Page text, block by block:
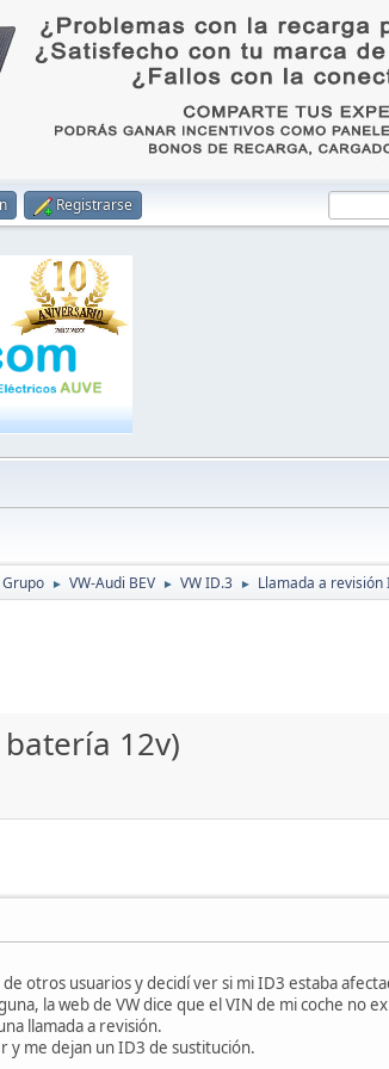
Registrarse
Grupo ► VW-Audi BEV ► VW ID.3 ► Llamada a
12v)
otros usuarios y decidí ver si mi ID3 estaba
la web de VW dice que el VIN de mi coche no
llamada a revisión.
y me dejan un ID3 de sustitución.